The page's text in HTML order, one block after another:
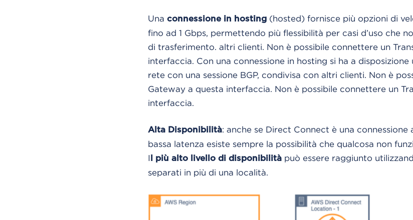
Una connessione in hosting(hosted) fornisce più opzioni di
fino ad 1 Gbps, permettendo più flessibilità per casi d’uso che
di trasferimento. altri clienti. Non è possibile connettere un
interfaccia. Con una connessione in hosting si ha a
rete con una sessione BGP, condivisa con altri clienti. Non è
Gateway a questa interfaccia. Non è possibile connettere un
interfaccia.
Alta Disponibilità: anche se Direct Connect è una connessione
bassa latenza esiste sempre la possibilità che qualcosa non
I l più alto livello di disponibilitàpuò essere raggiunto
separati in più di una località.